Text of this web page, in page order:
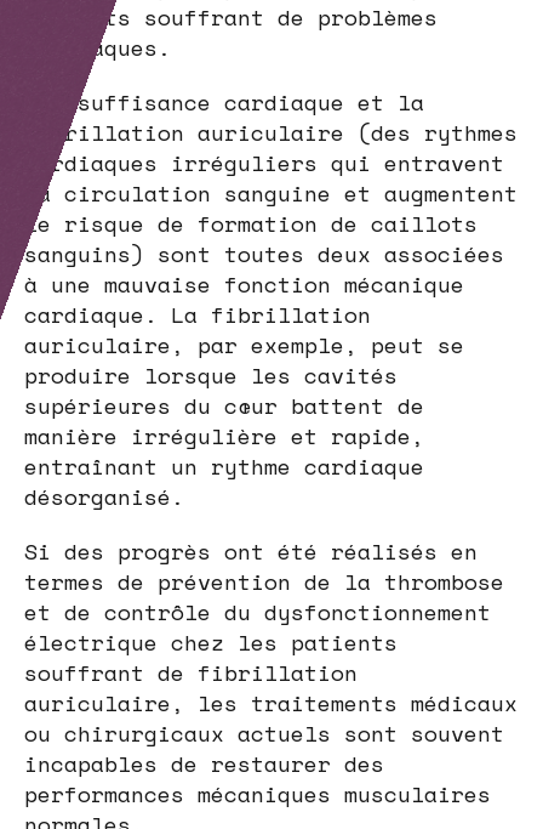
patients souffrant de problèmes
cardiaques.
L’insuffisance cardiaque et la
fibrillation auriculaire (des rythmes
cardiaques irréguliers qui entravent
la circulation sanguine et augmentent
le risque de formation de caillots
sanguins) sont toutes deux associées
à une mauvaise fonction mécanique
cardiaque. La fibrillation
auriculaire, par exemple, peut se
produire lorsque les cavités
supérieures du cœur battent de
manière irrégulière et rapide,
entraînant un rythme cardiaque
désorganisé.
Si des progrès ont été réalisés en
termes de prévention de la thrombose
et de contrôle du dysfonctionnement
électrique chez les patients
souffrant de fibrillation
auriculaire, les traitements médicaux
ou chirurgicaux actuels sont souvent
incapables de restaurer des
performances mécaniques musculaires